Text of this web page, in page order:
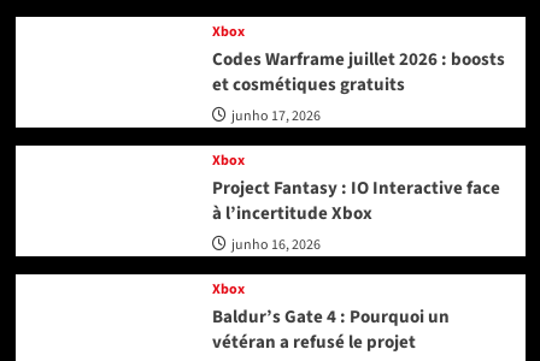
Xbox
Codes Warframe juillet 2026 : boosts
et cosmétiques gratuits
junho 17, 2026
Xbox
Project Fantasy : IO Interactive face
à l’incertitude Xbox
junho 16, 2026
Xbox
Baldur’s Gate 4 : Pourquoi un
vétéran a refusé le projet